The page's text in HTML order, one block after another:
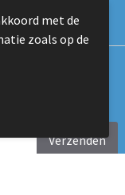
Verzenden
met de
zoals op de